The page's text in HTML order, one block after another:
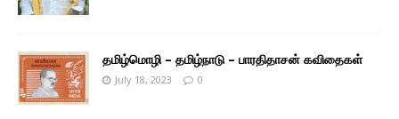
தமிழ்மொழி – தமிழ்நாடு – பாரதிதாசன் கவிதைகள்
July 18, 2023 0